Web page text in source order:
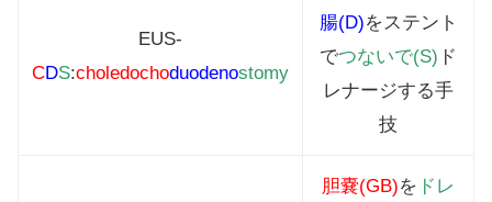
EUS-
CDS:choledochoduodenostomy
腸(D)をステント
でつないで(S) ド
レナージする手
技
胆嚢(GB)を ドレ